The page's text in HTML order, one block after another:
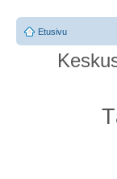
Etusivu